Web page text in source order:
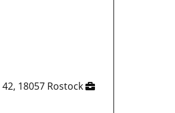
18057 Rostock